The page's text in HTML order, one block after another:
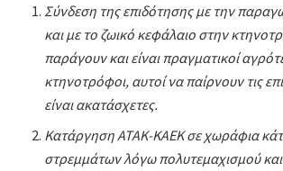
Σύνδεση της επιδότησης με την
και με το ζωικό κεφάλαιο στην
παράγουν και είναι πραγματικοί
κτηνοτρόφοι, αυτοί να παίρνουν τις
είναι ακατάσχετες.
Κατάργηση ΑΤΑΚ-ΚΑΕΚ σε χωράφια
στρεμμάτων λόγω πολυτεμαχισμού και